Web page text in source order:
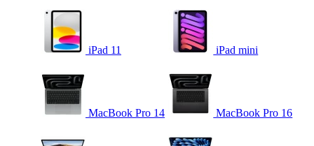
iPad 11 iPad mini
MacBook Pro 14 MacBook Pro 16